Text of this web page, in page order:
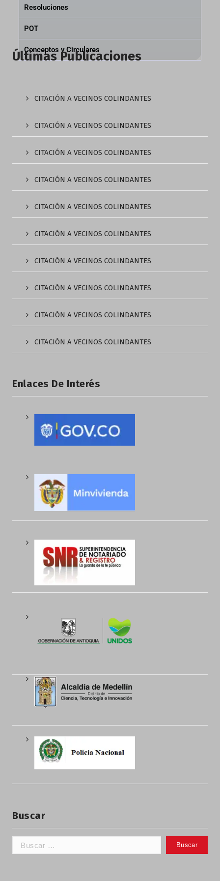
Resoluciones
POT
Conceptos y Circulares
Últimas Publicaciones
CITACIÓN A VECINOS COLINDANTES
CITACIÓN A VECINOS COLINDANTES
CITACIÓN A VECINOS COLINDANTES
CITACIÓN A VECINOS COLINDANTES
CITACIÓN A VECINOS COLINDANTES
CITACIÓN A VECINOS COLINDANTES
CITACIÓN A VECINOS COLINDANTES
CITACIÓN A VECINOS COLINDANTES
CITACIÓN A VECINOS COLINDANTES
CITACIÓN A VECINOS COLINDANTES
Enlaces De Interés
Buscar